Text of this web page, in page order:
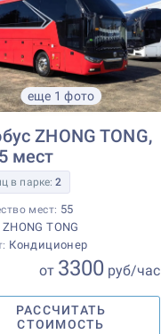
еще 1 фото
ZHONG TONG,
мест
в парке:2
мест: 55
ZHONG TONG
Кондиционер
от 3300 руб/час
РАССЧИТАТЬ
СТОИМОСТЬ